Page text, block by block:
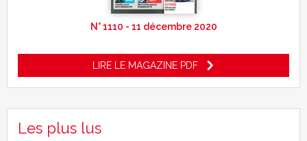
N° 1110 - 11 décembre 2020
LIRE LE MAGAZINE PDF
Les plus lus